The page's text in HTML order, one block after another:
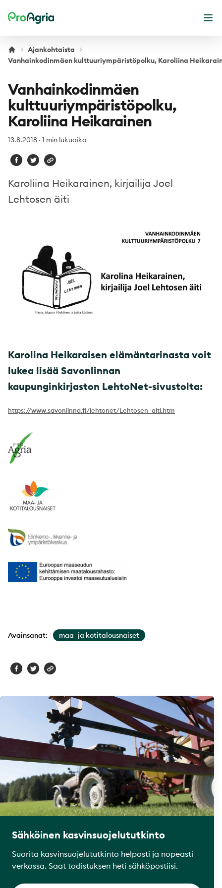
ProAgria
Ajankohtaista
Vanhainkodinmäen kulttuuriympäristöpolku, Karoliina
Vanhainkodinmäen
kulttuuriympäristöpolku,
Karoliina Heikarainen
13.8.2018 · 1 min lukuaika
Karoliina Heikarainen, kirjailija Joel
Lehtosen äiti
Karolina Heikaraisen elämäntarinasta voit
lukea lisää Savonlinnan
kaupunginkirjaston LehtoNet-sivustolta:
https://www.savonlinna.fi/lehtonet/Lehtosen_aiti.htm
Avainsanat: maa- ja kotitalousnaiset
Sähköinen kasvinsuojelututkinto
Suorita kasvinsuojelututkinto helposti ja nopeasti
verkossa. Saat todistuksen heti sähköpostiisi.